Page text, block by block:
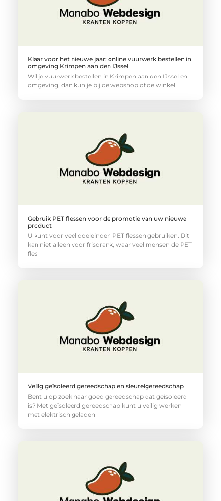
Klaar voor het nieuwe jaar: online vuurwerk bestellen in
omgeving Krimpen aan den IJssel
Wil je vuurwerk bestellen in Krimpen aan den IJssel en
omgeving, dan kun je bij de webshop of de winkel
Gebruik PET flessen voor de promotie van uw nieuwe
product
U kunt voor veel doeleinden PET flessen gebruiken. Dit
kan niet alleen voor frisdrank, waar veel mensen de PET
fles
Veilig geïsoleerd gereedschap en sleutelgereedschap
Bent u op zoek naar goed gereedschap dat geïsoleerd
is? Met geïsoleerd gereedschap kunt u veilig werken
met elektrisch geladen